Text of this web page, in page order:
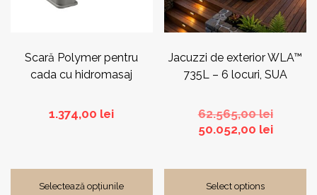
Scară Polymer pentru
cada cu hidromasaj
1.374,00 lei
Selectează opțiunile
pagina
produsului.
Jacuzzi de exterior WLA™
735L – 6 locuri, SUA
62.565,00leiPrețul
inițial
50.052,00 leiPrețul
Select options